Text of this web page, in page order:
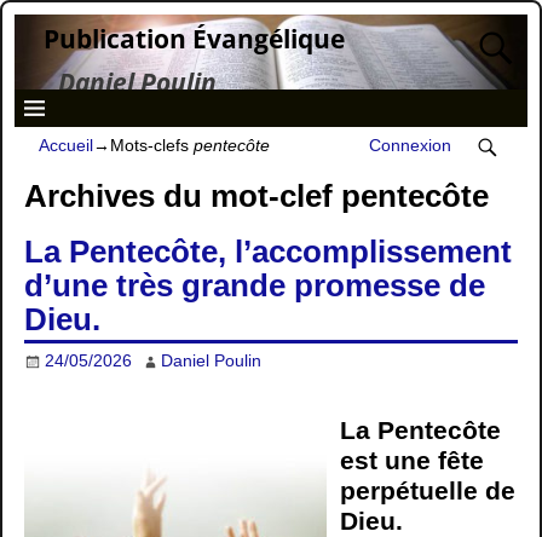
Publication Évangélique
Daniel Poulin
Accueil→Mots-clefs pentecôte Connexion
Archives du mot-clef pentecôte
La Pentecôte, l’accomplissement
d’une très grande promesse de
Dieu.
24/05/2026 Daniel Poulin
La Pentecôte
est une fête
perpétuelle de
Dieu.